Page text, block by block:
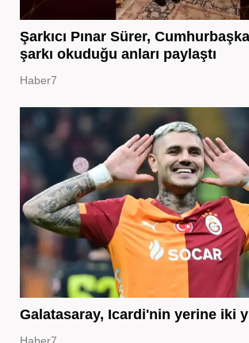
Şarkıcı Pınar Sürer,
şarkı okuduğu anları paylaştı
Haber7
Galatasaray, Icardi'nin yerine iki
Haber7